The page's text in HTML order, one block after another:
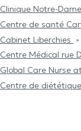
Clinique Notre-
Centre de santé
Cabinet Liberchies
Centre Médical rue
Global Care Nurse
Centre de